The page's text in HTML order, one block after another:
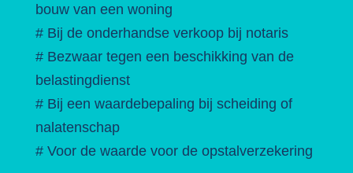
bouw van een woning
# Bij de onderhandse verkoop bij notaris
# Bezwaar tegen een beschikking van de
belastingdienst
# Bij een waardebepaling bij scheiding of
nalatenschap
# Voor de waarde voor de opstalverzekering